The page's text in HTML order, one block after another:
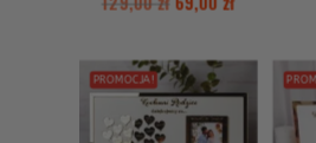
PROMOCJA!